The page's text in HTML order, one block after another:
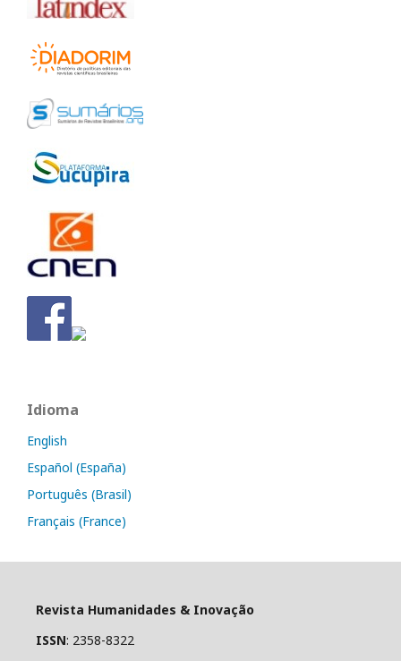
Idioma
English
Español (España)
Português (Brasil)
Français (France)
Revista Humanidades & Inovação
ISSN: 2358-8322